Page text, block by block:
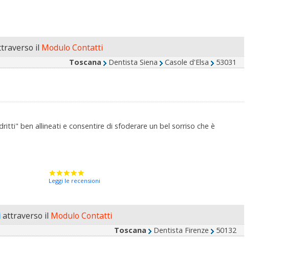
il Modulo Contatti
Toscana Dentista Siena Casole d'Elsa 53031
ben allineati e consentire di sfoderare un bel sorriso che è
Leggi le recensioni
attraverso il Modulo Contatti
Toscana Dentista Firenze 50132